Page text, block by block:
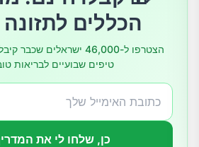
9.הילחמו בתשוקה למתוק
ופירות יער
הכללים
הצטרפו ל-46,000 ישראלים
טיפים שבועיים לבריאות
כן, שלחו לי את